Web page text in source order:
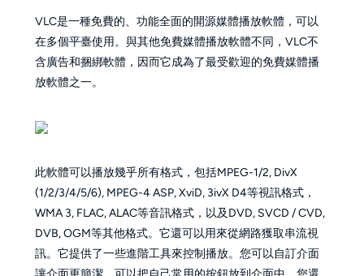
VLC是一種免費的、功能全面的開源媒體播放軟體，可以
在多個平臺使用。與其他免費媒體播放軟體不同，VLC不
含廣告和捆綁軟體，因而它成為了最受歡迎的免費媒體播
放軟體之一。
此軟體可以播放幾乎所有格式，包括MPEG-1/2, DivX
(1/2/3/4/5/6), MPEG-4 ASP, XviD, 3ivX D4等視訊格式，
WMA 3, FLAC, ALAC等音訊格式，以及DVD, SVCD / CVD,
DVB, OGM等其他格式。它還可以用來從網路獲取串流視
訊。它提供了一些進階工具來控制播放。您可以自訂介面